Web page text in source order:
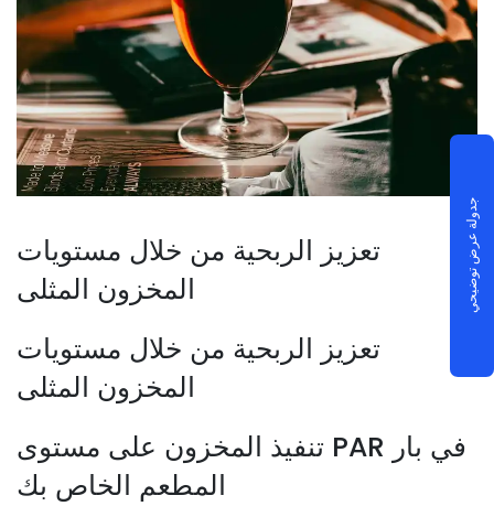
تعزيز الربحية من خلال مستويات
المخزون المثلى
تعزيز الربحية من خلال مستويات
المخزون المثلى
تنفيذ المخزون على مستوى PAR في بار
المطعم الخاص بك
جدولة عرض توضيحي